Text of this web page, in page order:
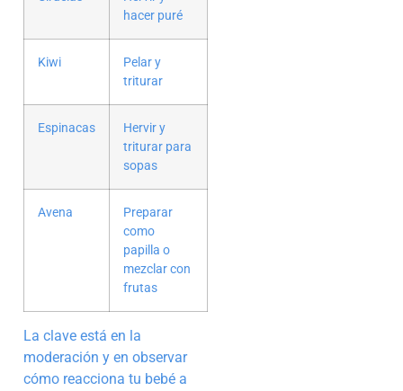
hacer puré
Kiwi
Pelar y
triturar
Espinacas
Hervir y
triturar para
sopas
Avena
Preparar
como
papilla o
mezclar con
frutas
La clave está en la
moderación y en observar
cómo reacciona tu bebé a